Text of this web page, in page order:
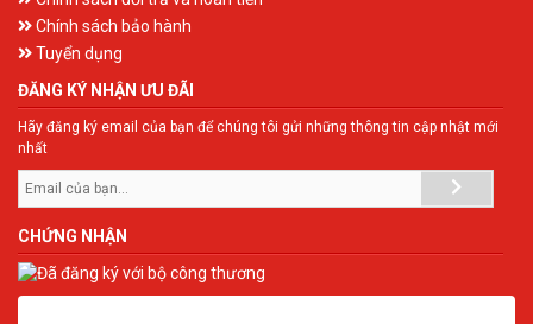
Chính sách bảo hành
Tuyển dụng
ĐĂNG KÝ NHẬN ƯU ĐÃI
Hãy đăng ký email của bạn để chúng tôi gửi những thông tin cập nhật mới
nhất
CHỨNG NHẬN